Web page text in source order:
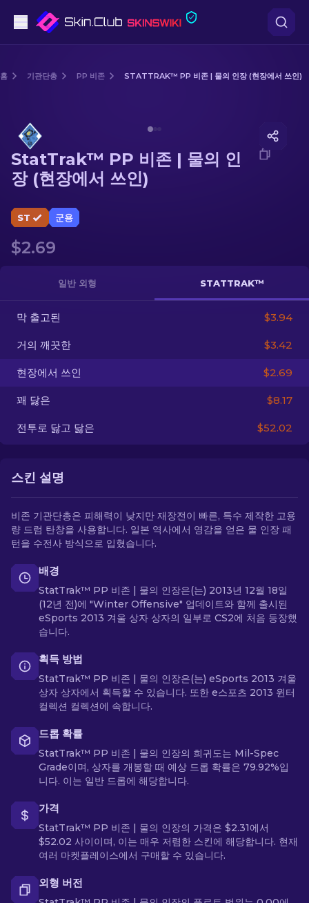
저격소총
장갑
KO
홈 기관단총 PP 비존 STATTRAK™ PP 비존 | 물의 인장 (현장에서 쓰인)
StatTrak™ PP 비존 | 물의 인
장 (현장에서 쓰인)
ST 군용
$2.69
일반 외형 STATTRAK™
막 출고된 $3.94
거의 깨끗한 $3.42
현장에서 쓰인 $2.69
꽤 닳은 $8.17
전투로 닳고 닳은 $52.02
스킨 설명
비존 기관단총은 피해력이 낮지만 재장전이 빠른, 특수 제작한 고용
량 드럼 탄창을 사용합니다. 일본 역사에서 영감을 얻은 물 인장 패
턴을 수전사 방식으로 입혔습니다.
배경
StatTrak™ PP 비존 | 물의 인장은(는) 2013년 12월 18일
(12년 전)에 "Winter Offensive" 업데이트와 함께 출시된
eSports 2013 겨울 상자 상자의 일부로 CS2에 처음 등장했
습니다.
획득 방법
StatTrak™ PP 비존 | 물의 인장은(는) eSports 2013 겨울
상자 상자에서 획득할 수 있습니다. 또한 e스포츠 2013 윈터
컬렉션 컬렉션에 속합니다.
드롭 확률
StatTrak™ PP 비존 | 물의 인장의 희귀도는 Mil-Spec
Grade이며, 상자를 개봉할 때 예상 드롭 확률은 79.92%입
니다. 이는 일반 드롭에 해당합니다.
가격
StatTrak™ PP 비존 | 물의 인장의 가격은 $2.31에서
$52.02 사이이며, 이는 매우 저렴한 스킨에 해당합니다. 현재
여러 마켓플레이스에서 구매할 수 있습니다.
외형 버전